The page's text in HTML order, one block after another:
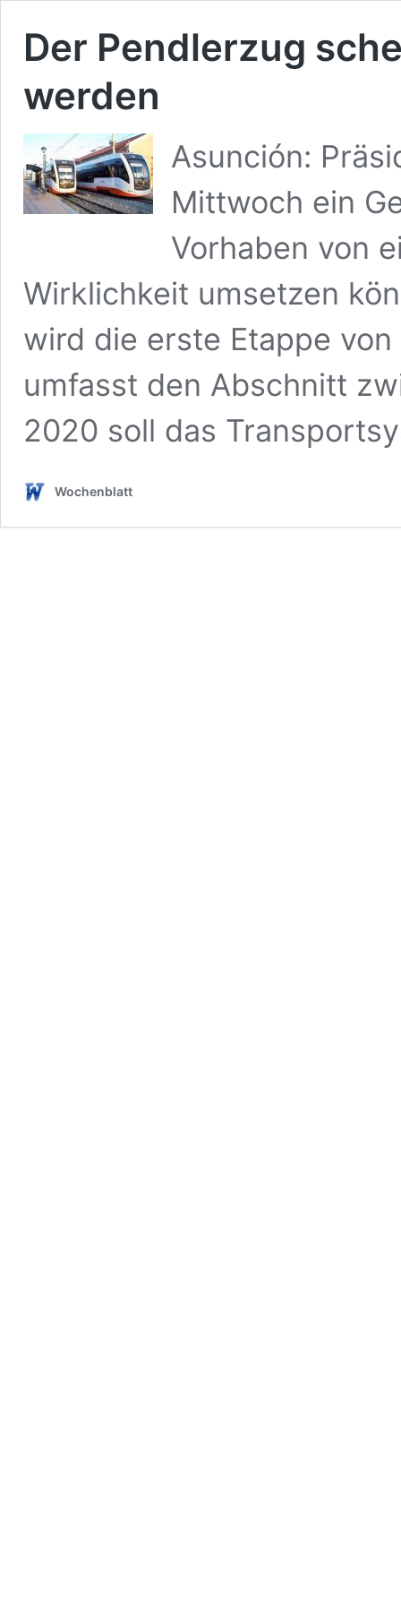
Der Pendlerzug
werden
Asunción:
Mittwoch ein
Vorhaben von
Wirklichkeit umsetzen
wird die erste Etappe
umfasst den Abschnitt
2020 soll das
Wochenblatt